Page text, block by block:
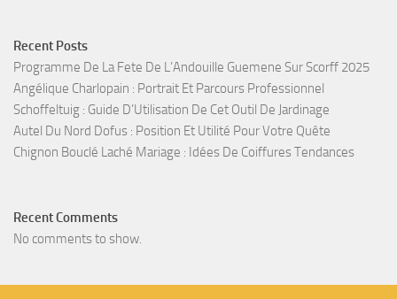
Recent Posts
Programme De La Fete De L’Andouille Guemene Sur Scorff 2025
Angélique Charlopain : Portrait Et Parcours Professionnel
Schoffeltuig : Guide D’Utilisation De Cet Outil De Jardinage
Autel Du Nord Dofus : Position Et Utilité Pour Votre Quête
Chignon Bouclé Laché Mariage : Idées De Coiffures Tendances
Recent Comments
No comments to show.